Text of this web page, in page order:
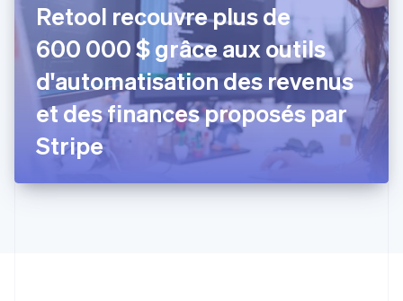
Retool recouvre plus de
600 000 $ grâce aux outils
d'automatisation des revenus
et des finances proposés par
Stripe
Français English
Gibraltar
English
Grèce
English
Hongrie
English
Inde
English
English